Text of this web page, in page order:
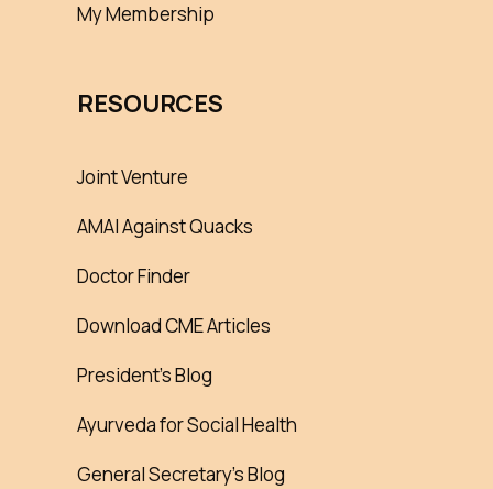
My Membership
RESOURCES
Joint Venture
AMAI Against Quacks
Doctor Finder
Download CME Articles
President’s Blog
Ayurveda for Social Health
General Secretary’s Blog